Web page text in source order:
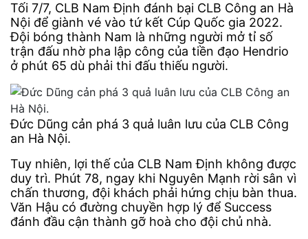
Tối 7/7, CLB Nam Định đánh bại CLB Công an Hà
Nội để giành vé vào tứ kết Cúp Quốc gia 2022.
Đội bóng thành Nam là những người mở tỉ số
trận đấu nhờ pha lập công của tiền đạo Hendrio
ở phút 65 dù phải thi đấu thiếu người.
Đức Dũng cản phá 3 quả luân lưu của CLB Công
an Hà Nội.
Tuy nhiên, lợi thế của CLB Nam Định không được
duy trì. Phút 78, ngay khi Nguyên Mạnh rời sân vì
chấn thương, đội khách phải hứng chịu bàn thua.
Văn Hậu có đường chuyền hợp lý để Success
đánh đầu cận thành gỡ hoà cho đội chủ nhà.